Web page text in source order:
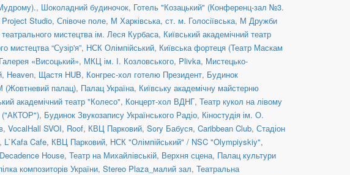
, Шоколадний будиночок, Готель "Козацький" (Конференц-зал №3.
Studio, Співоче поле, М Харківська, ст. м. Голосіївська, М Дружби
мистецтва ім. Леся Курбаса, Київський академічний театр
мистецтва “Сузір'я”, НСК Олімпійський, Київська фортеця (Театр Маскам
Галерея «Висоцький», МКЦ ім. І. Козловського, Plivka, Мистецько-
, Heaven, Щастя HUB, Конгрес-хол готелю Президент, Будинок
палац), Палац Україна, Київську академічну майстерню
академічний театр "Колесо", Концерт-хол ВДНГ, Театр кукол на лівому
("АКТОР"), Будинок Звукозапису Українського Радіо, Кіностудія ім. О.
, VocalHall SVOI, Roof, КВЦ Парковий, Sory Бабуся, Caribbean Club, Стадіон
, L`Kafa Cafe, КВЦ Парковий, НСК "Олімпійський" / NSC "Olympiyskiy",
House, Театр на Михайлівській, Верхня сцена, Палац культури
композиторів України, Stereo Plaza_малий зал, Театральна